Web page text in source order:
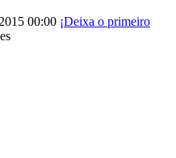
00:00 ¡Deixa o primeiro